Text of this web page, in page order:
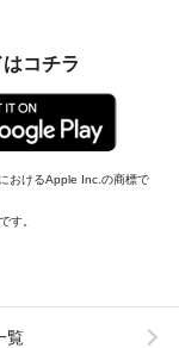
コチラ
おけるApple Inc.の商標で
す。
覧